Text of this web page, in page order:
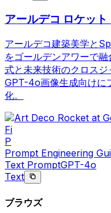
アールデコ ロケッ
アールデコ建築美学と
をゴールデンアワーで
式と未来技術のクロスジ
GPT-4o画像生成向けに
化。
P
Prompt Engineering
Text PromptGPT-4o
Text
ブラウズ